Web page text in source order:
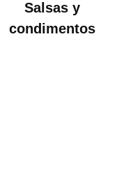
Salsas y
condimentos